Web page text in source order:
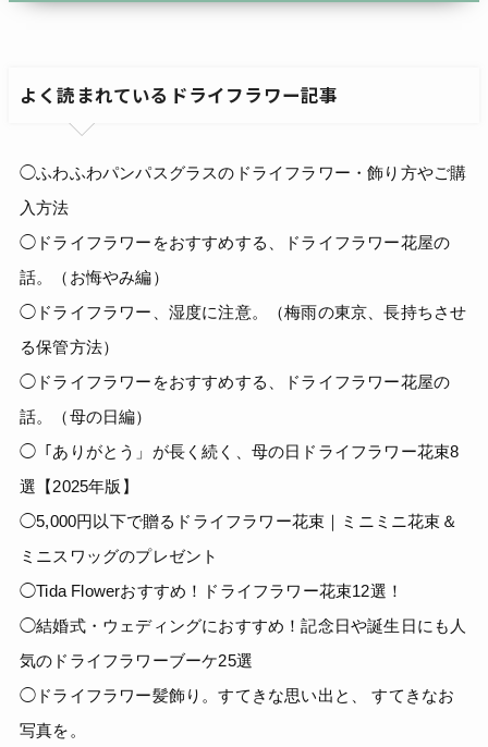
よく読まれているドライフラワー記事
◯ふわふわパンパスグラスのドライフラワー・飾り方やご購
入方法
◯ドライフラワーをおすすめする、ドライフラワー花屋の
話。（お悔やみ編）
◯ドライフラワー、湿度に注意。（梅雨の東京、長持ちさせ
る保管方法）
◯ドライフラワーをおすすめする、ドライフラワー花屋の
話。（母の日編）
◯「ありがとう」が長く続く、母の日ドライフラワー花束8
選【2025年版】
◯5,000円以下で贈るドライフラワー花束｜ミニミニ花束＆
ミニスワッグのプレゼント
◯Tida Flowerおすすめ！ドライフラワー花束12選！
◯結婚式・ウェディングにおすすめ！記念日や誕生日にも人
気のドライフラワーブーケ25選
◯ドライフラワー髪飾り。すてきな思い出と、 すてきなお
写真を。